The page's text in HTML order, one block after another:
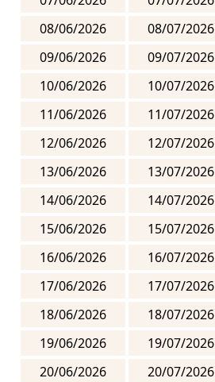
08/06/2026
08/07/2026
09/06/2026
09/07/2026
10/06/2026
10/07/2026
11/06/2026
11/07/2026
12/06/2026
12/07/2026
13/06/2026
13/07/2026
14/06/2026
14/07/2026
15/06/2026
15/07/2026
16/06/2026
16/07/2026
17/06/2026
17/07/2026
18/06/2026
18/07/2026
19/06/2026
19/07/2026
20/06/2026
20/07/2026